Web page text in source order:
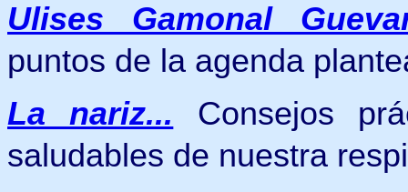
Ulises Gamonal
puntos de la agenda
La nariz... Consejos
saludables de nuestra